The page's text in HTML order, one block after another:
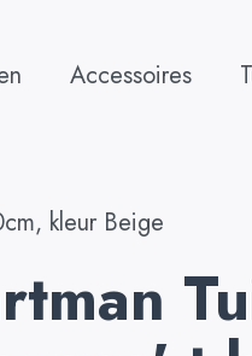
Accessoires
kleur Beige